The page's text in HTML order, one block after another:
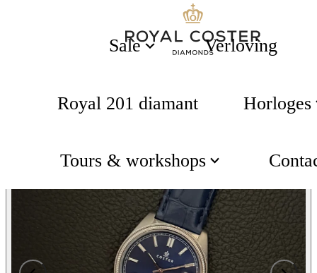
Sale Verloving
Royal 201 diamant Horloges
Tours & workshops
Coster Heritage 36mm Blue Dial